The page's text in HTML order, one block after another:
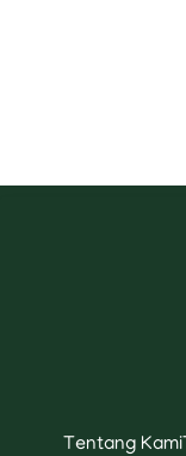
Tentang Kami